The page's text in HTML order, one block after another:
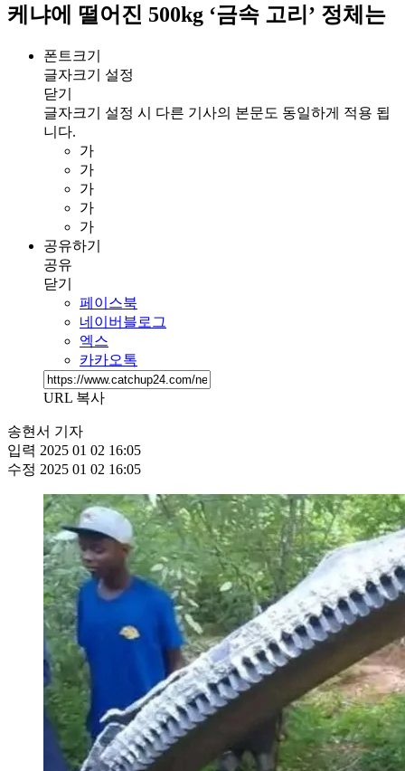
케냐에 떨어진 500kg ‘금속 고리’ 정체는
폰트크기
글자크기 설정
닫기
글자크기 설정 시 다른 기사의 본문도 동일하게 적용 됩
니다.
가
가
가
가
가
공유하기
공유
닫기
페이스북
네이버블로그
엑스
카카오톡
URL 복사
송현서 기자
입력 2025 01 02 16:05
수정 2025 01 02 16:05